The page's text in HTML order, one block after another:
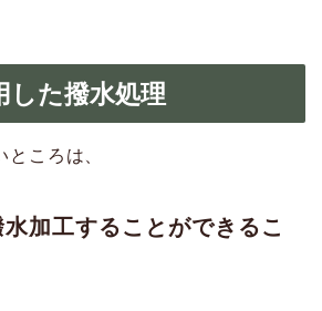
した撥水処理
ころは、
加工することができるこ